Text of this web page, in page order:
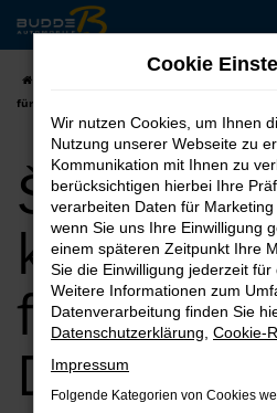
Zum
Hauptinhalt
springen
für Dülmen
Škoda
kaufen,
Dülmen
Cookie
Wir nutzen Cookies, um Ihnen
Nutzung unserer Webseite zu
Kommunikation mit Ihnen zu
berücksichtigen hierbei Ihre
verarbeiten Daten für Marketing
wenn Sie uns Ihre Einwilligung
einem späteren Zeitpunkt Ihre
Sie die Einwilligung jederzeit für
Weitere Informationen zum
Datenverarbeitung finden Sie
Datenschutzerklärung Cookie-
Impressum
Folgende Kategorien von Cookies